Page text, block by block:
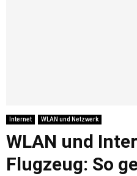
Internet WLAN und Netzwerk
WLAN und
Flugzeug: So